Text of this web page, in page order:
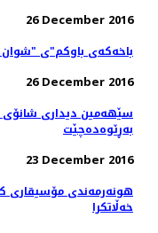
26 December 2016
"باخەکەی باوکم"ی "شوان
26 December 2016
سێهەمین دیداری شانۆی
به‌ڕێوه‌ده‌چێت
23 December 2016
هونەرمەندی مۆسیقاری
خەڵاتکرا